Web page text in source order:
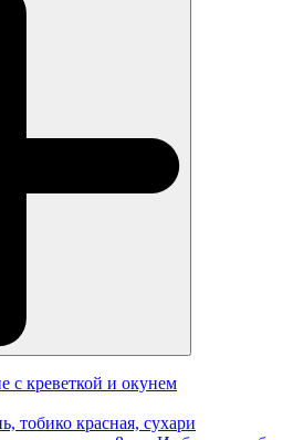
с креветкой и окунем
тобико красная, сухари